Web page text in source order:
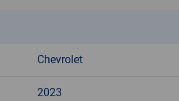
Chevrolet
2023